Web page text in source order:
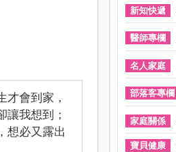
會到家，
我想到；
想必又露出
新知快遞
醫師專欄
名人家庭
部落客專欄
家庭關係
寶貝健康